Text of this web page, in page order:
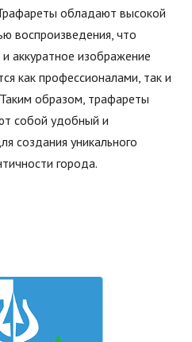
обладают высокой
воспроизведения, что
аккуратное изображение
как профессионалами, так и
образом, трафареты
собой удобный и
создания уникального
города.